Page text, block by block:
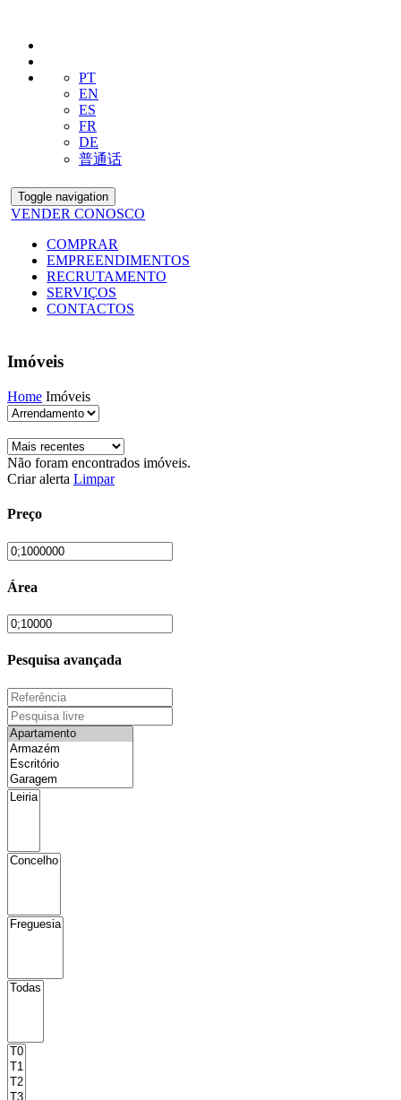
PT
EN
ES
FR
DE
普通话
Toggle navigation
VENDER CONOSCO
COMPRAR
EMPREENDIMENTOS
RECRUTAMENTO
SERVIÇOS
CONTACTOS
Imóveis
Home Imóveis
Não foram encontrados imóveis.
Criar alerta Limpar
Preço
Área
Pesquisa avançada